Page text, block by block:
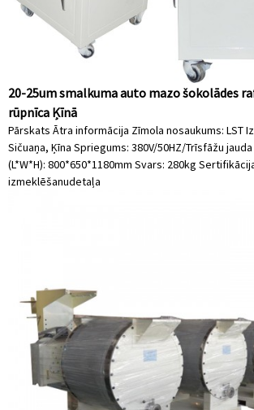
20-25um smalkuma auto mazo šokolādes
rūpnīca Ķīnā
Pārskats Ātra informācija Zīmola nosaukums: LST
Sičuaņa, Ķīna Spriegums: 380V/50HZ/Trīsfāžu
(L*W*H): 800*650*1180mm Svars: 280kg
izmeklēšanudetaļa